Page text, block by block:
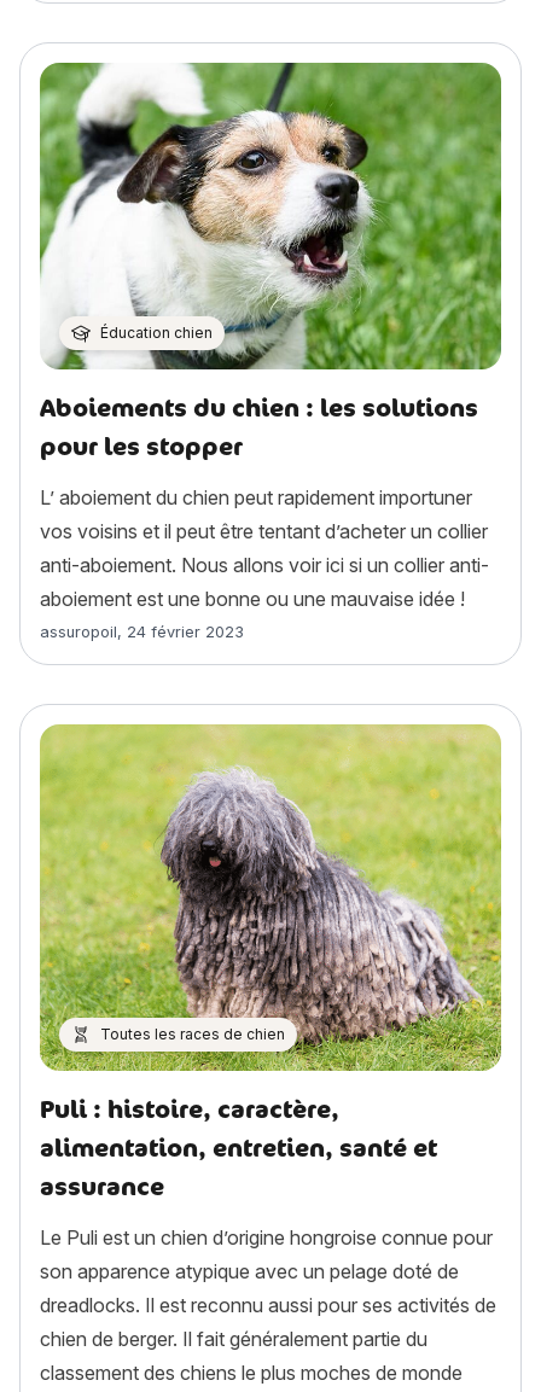
Éducation chien
Aboiements du chien : les solutions
pour les stopper
L’ aboiement du chien peut rapidement importuner
vos voisins et il peut être tentant d’acheter un collier
anti-aboiement. Nous allons voir ici si un collier anti-
aboiement est une bonne ou une mauvaise idée !
Article rédigé par
assuropoil, 24 février 2023
Toutes les races de chien
Puli : histoire, caractère,
alimentation, entretien, santé et
assurance
Le Puli est un chien d’origine hongroise connue pour
son apparence atypique avec un pelage doté de
dreadlocks. Il est reconnu aussi pour ses activités de
chien de berger. Il fait généralement partie du
classement des chiens le plus moches de monde